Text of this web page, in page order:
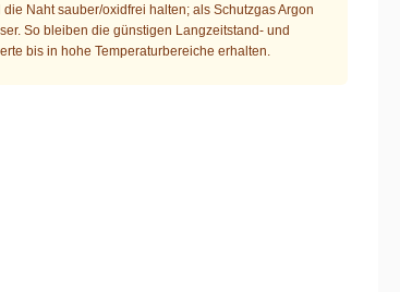
Naht sauber/oxidfrei halten; als Schutzgas Argon
So bleiben die günstigen Langzeitstand- und
bis in hohe Temperaturbereiche erhalten.